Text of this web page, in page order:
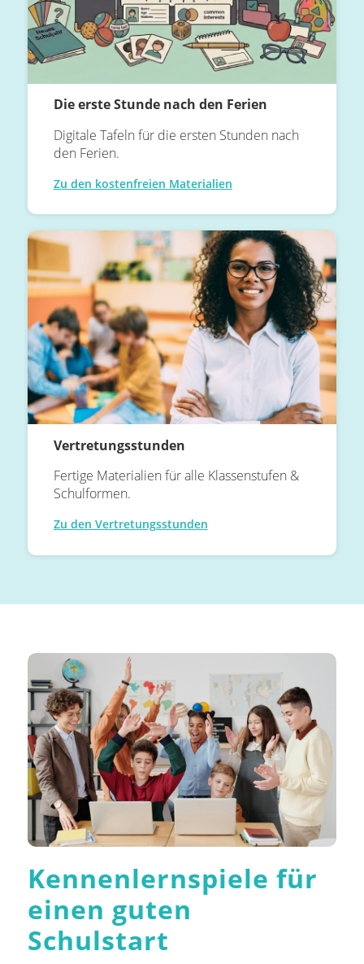
Die erste Stunde nach den Ferien
Digitale Tafeln für die ersten Stunden nach
den Ferien.
Zu den kostenfreien Materialien
Vertretungsstunden
Fertige Materialien für alle Klassenstufen &
Schulformen.
Zu den Vertretungsstunden
Kennenlernspiele für
einen guten
Schulstart